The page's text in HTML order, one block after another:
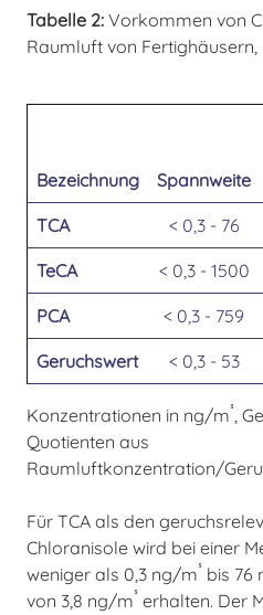
Tabelle 2: Vorkommen von
Raumluft von Fertighäusern,
Bezeichnung Spannweite
TCA < 0,3 - 76
TeCA < 0,3 - 1500
PCA < 0,3 - 759
Geruchswert < 0,3 - 53
Konzentrationen in ng/m³,
Quotienten aus
Raumluftkonzentration/
Für TCA als den
Chloranisole wird bei einer
weniger als 0,3 ng/m³ bis 76
von 3,8 ng/m³ erhalten. Der